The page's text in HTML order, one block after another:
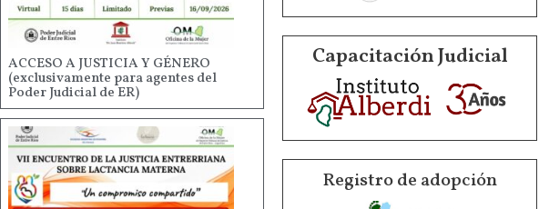
ACCESO A JUSTICIA Y GÉNERO
(exclusivamente para agentes del
Poder Judicial de ER)
Capacitación Judicial
Registro de adopción